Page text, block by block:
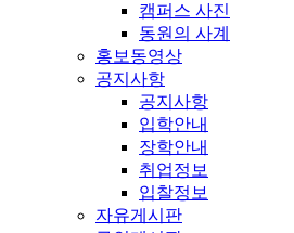
캠퍼스 사진
동원의 사계
홍보동영상
공지사항
공지사항
입학안내
장학안내
취업정보
입찰정보
자유게시판